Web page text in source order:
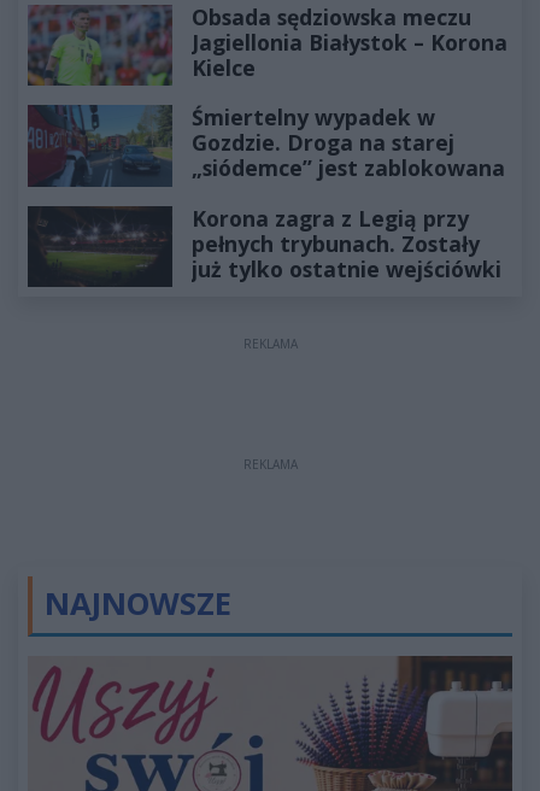
Obsada sędziowska meczu
Jagiellonia Białystok – Korona
Kielce
Śmiertelny wypadek w
Gozdzie. Droga na starej
„siódemce” jest zablokowana
Korona zagra z Legią przy
pełnych trybunach. Zostały
już tylko ostatnie wejściówki
REKLAMA
REKLAMA
NAJNOWSZE